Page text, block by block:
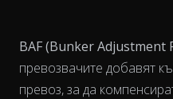
BAF (Bunker Adjustment
превозвачите добавят
превоз, за да